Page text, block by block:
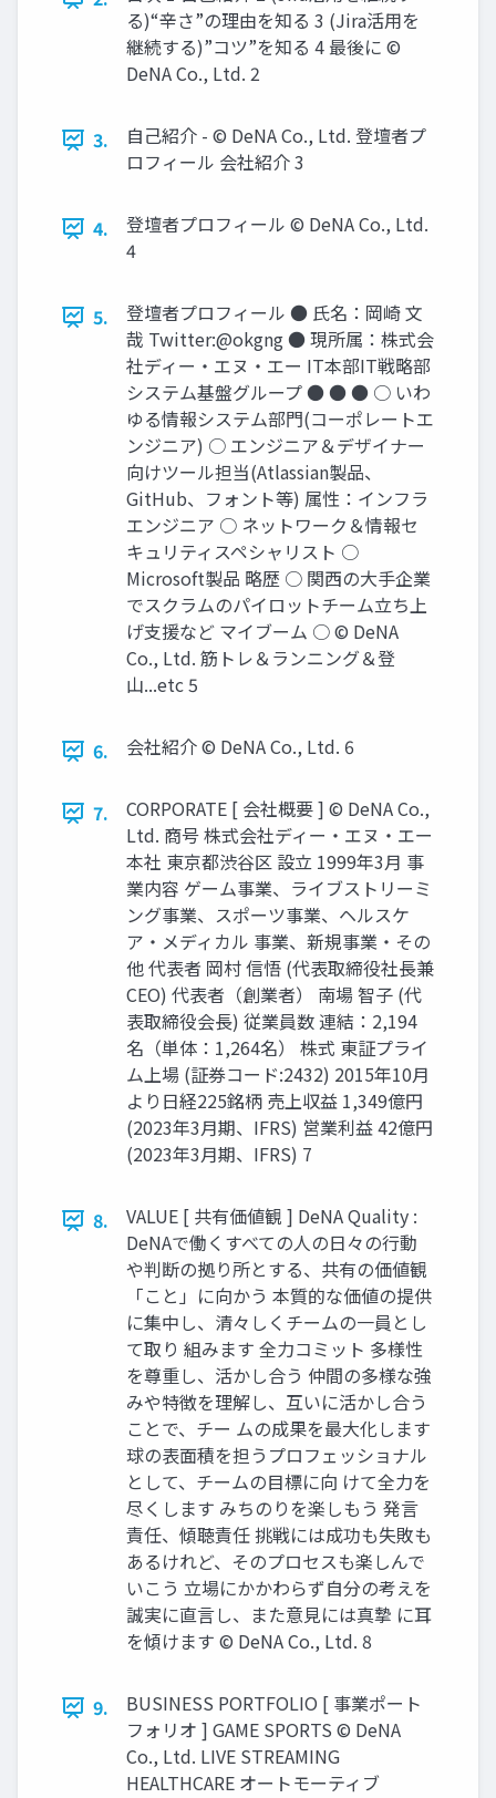
る)“辛さ”の理由を知る 3 (Jira活用を
継続する)”コツ”を知る 4 最後に ©
DeNA Co., Ltd. 2
3.
自己紹介 - © DeNA Co., Ltd. 登壇者プ
ロフィール 会社紹介 3
4.
登壇者プロフィール © DeNA Co., Ltd.
4
5.
登壇者プロフィール ● 氏名：岡崎 文
哉 Twitter:@okgng ● 現所属：株式会
社ディー・エヌ・エー IT本部IT戦略部
システム基盤グループ ● ● ● ○ いわ
ゆる情報システム部門(コーポレートエ
ンジニア) ○ エンジニア＆デザイナー
向けツール担当(Atlassian製品、
GitHub、フォント等) 属性：インフラ
エンジニア ○ ネットワーク＆情報セ
キュリティスペシャリスト ○
Microsoft製品 略歴 ○ 関西の大手企業
でスクラムのパイロットチーム立ち上
げ支援など マイブーム ○ © DeNA
Co., Ltd. 筋トレ＆ランニング＆登
山...etc 5
6. 会社紹介 © DeNA Co., Ltd. 6
7.
CORPORATE [ 会社概要 ] © DeNA Co.,
Ltd. 商号 株式会社ディー・エヌ・エー
本社 東京都渋谷区 設立 1999年3月 事
業内容 ゲーム事業、ライブストリーミ
ング事業、スポーツ事業、ヘルスケ
ア・メディカル 事業、新規事業・その
他 代表者 岡村 信悟 (代表取締役社長兼
CEO) 代表者（創業者） 南場 智子 (代
表取締役会長) 従業員数 連結：2,194
名（単体：1,264名） 株式 東証プライ
ム上場 (証券コード:2432) 2015年10月
より日経225銘柄 売上収益 1,349億円
(2023年3月期、IFRS) 営業利益 42億円
(2023年3月期、IFRS) 7
8.
VALUE [ 共有価値観 ] DeNA Quality :
DeNAで働くすべての人の日々の行動
や判断の拠り所とする、共有の価値観
「こと」に向かう 本質的な価値の提供
に集中し、清々しくチームの一員とし
て取り 組みます 全力コミット 多様性
を尊重し、活かし合う 仲間の多様な強
みや特徴を理解し、互いに活かし合う
ことで、チー ムの成果を最大化します
球の表面積を担うプロフェッショナル
として、チームの目標に向 けて全力を
尽くします みちのりを楽しもう 発言
責任、傾聴責任 挑戦には成功も失敗も
あるけれど、そのプロセスも楽しんで
いこう 立場にかかわらず自分の考えを
誠実に直言し、また意見には真摯 に耳
を傾けます © DeNA Co., Ltd. 8
9.
BUSINESS PORTFOLIO [ 事業ポート
フォリオ ] GAME SPORTS © DeNA
Co., Ltd. LIVE STREAMING
HEALTHCARE オートモーティブ